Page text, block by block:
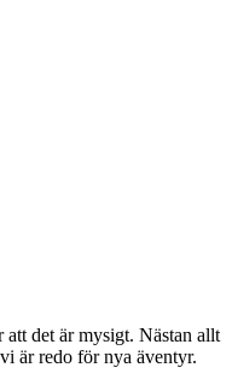
det är mysigt. Nästan allt
är redo för nya äventyr.